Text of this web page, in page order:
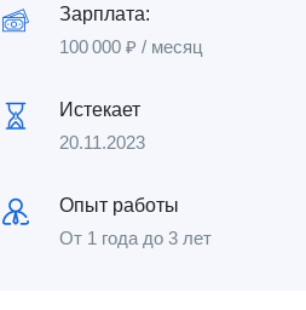
Зарплата:
100 000 ₽ / месяц
Истекает
20.11.2023
Опыт работы
От 1 года до 3 лет